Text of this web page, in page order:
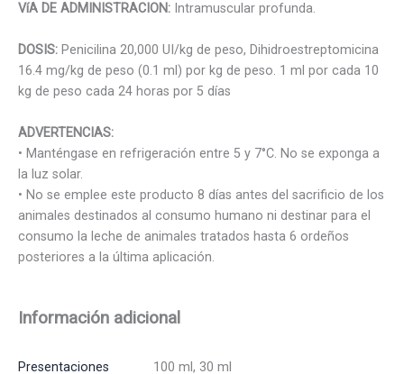
VíA DE ADMINISTRACION: Intramuscular profunda.
DOSIS: Penicilina 20,000 UI/kg de peso, Dihidroestreptomicina
16.4 mg/kg de peso (0.1 ml) por kg de peso. 1 ml por cada 10
kg de peso cada 24 horas por 5 días
ADVERTENCIAS:
• Manténgase en refrigeración entre 5 y 7°C. No se exponga a
la luz solar.
• No se emplee este producto 8 días antes del sacrificio de los
animales destinados al consumo humano ni destinar para el
consumo la leche de animales tratados hasta 6 ordeños
posteriores a la última aplicación.
Información adicional
Presentaciones 100 ml, 30 ml